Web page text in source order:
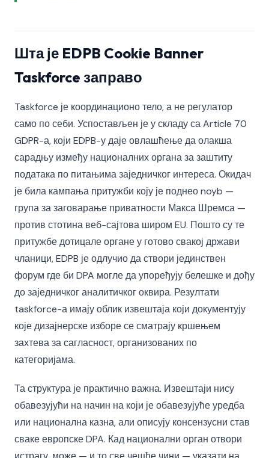
Шта је EDPB Cookie Banner
Taskforce заправо
Taskforce је координационо тело, а не регулатор
само по себи. Успостављен је у складу са Article 70
GDPR-а, који EDPB-у даје овлашћење да олакша
сарадњу између националних органа за заштиту
података по питањима заједничког интереса. Окидач
је била кампања притужби коју је поднео noyb —
група за заговарање приватности Макса Шремса —
против стотина веб-сајтова широм EU. Пошто су те
притужбе дотицале органе у готово свакој држави
чланици, EDPB је одлучио да створи јединствен
форум где би DPA могле да упоређују белешке и дођу
до заједничког аналитичког оквира. Резултати
taskforce-а имају облик извештаја који документују
које дизајнерске изборе се сматрају кршењем
захтева за сагласност, организованих по
категоријама.
Та структура је практично важна. Извештаји нису
обавезујући на начин на који је обавезујуће уредба
или национална казна, али описују консензусни став
сваке европске DPA. Кад национални орган отвори